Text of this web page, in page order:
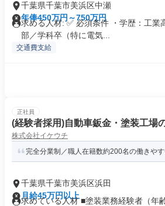
千葉県千葉市美浜区中瀬
年俸450万円～750万円
求める人材: ✅ 必須条件 ・学歴：工業
部／学科卒（特に電気...
交通費支給
正社員
(経験者採用)自動車鈑金・塗装工場
株式会社イケウチ
完全分業制／職人在籍数約200名の働きや
千葉県千葉市美浜区浜田
月給45万円以上
求めている人材 ■塗装業務経験者（年